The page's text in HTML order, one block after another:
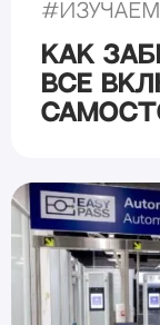
#Изучаем
Как
все